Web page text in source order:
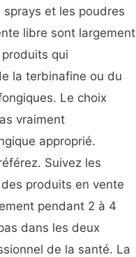
sprays et les poudres
libre sont largement
qui
la terbinafine ou du
Le choix
vraiment
approprié.
Suivez les
produits en vente
pendant 2 à 4
dans les deux
de la santé. La